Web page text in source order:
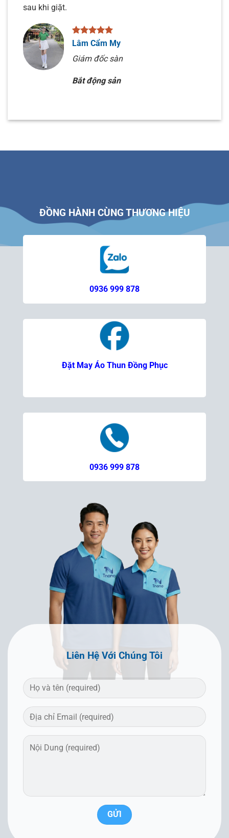
sau khi giặt.
Lâm Cẩm My
Giám đốc sàn
Bắt động sản
ĐỒNG HÀNH CÙNG THƯƠNG HIỆU
0936 999 878
Đặt May Áo Thun Đồng Phục
0936 999 878
Liên Hệ Với Chúng Tôi